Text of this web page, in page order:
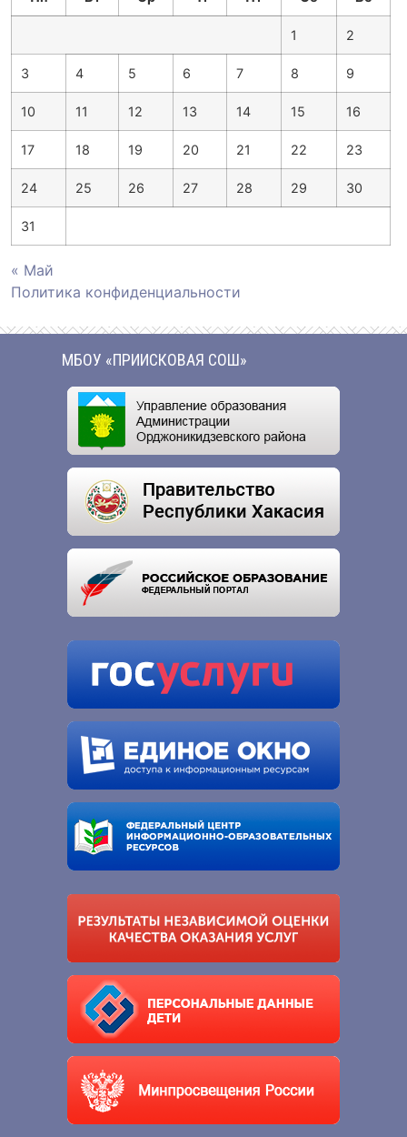
1 2
3 4 5 6 7 8 9
10 11 12 13 14 15 16
17 18 19 20 21 22 23
24 25 26 27 28 29 30
31
« Май
Политика конфиденциальности
МБОУ «ПРИИСКОВАЯ СОШ»